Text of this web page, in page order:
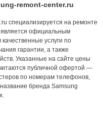
remont-center.ru
специализируется на ремонте
является официальным
услуги по
гарантии, а также
Указанные на сайте цены
публичной офертой —
по номерам телефонов,
бренда Samsung